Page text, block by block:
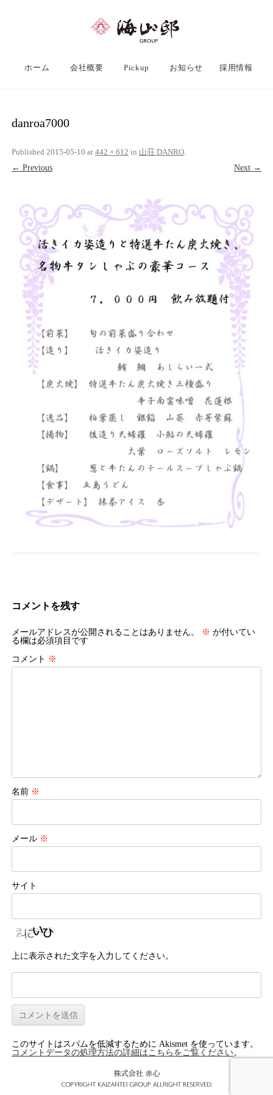
ホーム 会社概要 Pickup お知らせ 採用情報
danroa7000
Published 2015-05-10 at 442 × 612 in 山荘 DANRO
← Previous
Next →
コメントを残す
メールアドレスが公開されることはありません。 ※ が付いてい
る欄は必須項目です
コメント ※
名前 ※
メール ※
サイト
上に表示された文字を入力してください。
このサイトはスパムを低減するために Akismet を使っています。
コメントデータの処理方法の詳細はこちらをご覧ください。